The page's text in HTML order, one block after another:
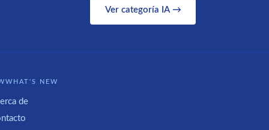
Ver categoría IA →
NEW
de